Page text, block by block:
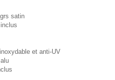
satin
et anti-UV